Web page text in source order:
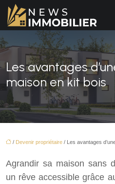
Les avantages
maison en kit bois
/ Devenir propriétaire / Les avantages
Agrandir sa maison sans
un rêve accessible grâce